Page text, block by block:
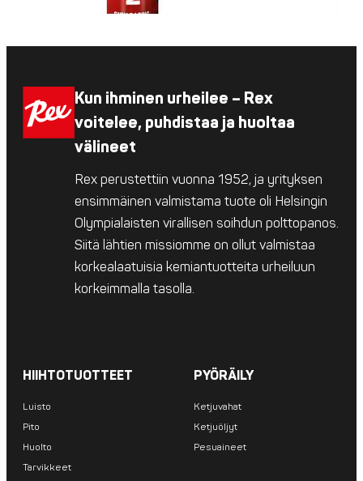
Kun ihminen urheilee – Rex
voitelee, puhdistaa ja huoltaa
välineet
Rex perustettiin vuonna 1952, ja yrityksen
ensimmäinen valmistama tuote oli Helsingin
Olympialaisten virallisen soihdun polttopanos.
Siitä lähtien missiomme on ollut valmistaa
korkealaatuisia kemiantuotteita urheiluun
korkeimmalla tasolla.
HIIHTOTUOTTEET
Luisto
Pito
Huolto
Tarvikkeet
PYÖRÄILY
Ketjuvahat
Ketjuöljyt
Pesuaineet